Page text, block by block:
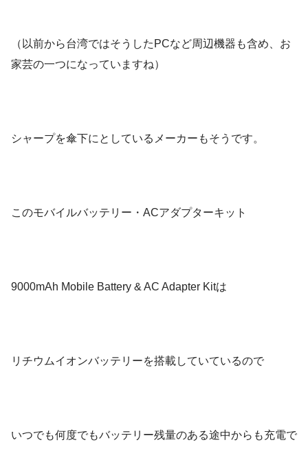
（以前から台湾ではそうしたPCなど周辺機器も含め、お
家芸の一つになっていますね）
シャープを傘下にとしているメーカーもそうです。
このモバイルバッテリー・ACアダプターキット
9000mAh Mobile Battery & AC Adapter Kitは
リチウムイオンバッテリーを搭載していているので
いつでも何度でもバッテリー残量のある途中からも充電で